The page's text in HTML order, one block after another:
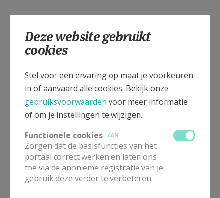
Deze website gebruikt
cookies
Stel voor een ervaring op maat je voorkeuren
in of aanvaard alle cookies. Bekijk onze
gebruiksvoorwaarden voor meer informatie
of om je instellingen te wijzigen.
Functionele cookies
AAN
Zorgen dat de basisfuncties van het
portaal correct werken en laten ons
toe via de anonieme registratie van je
gebruik deze verder te verbeteren.